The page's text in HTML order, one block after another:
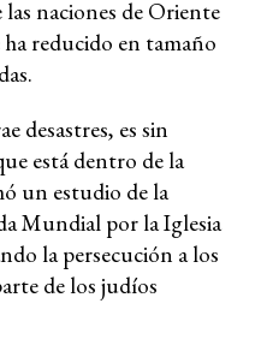
naciones de Oriente
reducido en tamaño
desastres, es sin
está dentro de la
un estudio de la
Mundial por la Iglesia
la persecución a los
de los judíos